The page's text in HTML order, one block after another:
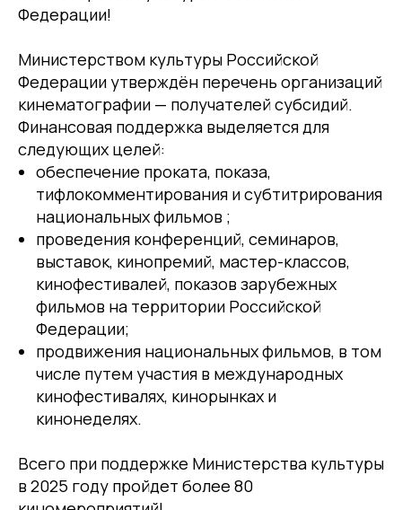
Федерации!
Министерством культуры Российской
Федерации утверждён перечень организаций
кинематографии — получателей субсидий.
Финансовая поддержка выделяется для
следующих целей:
обеспечение проката, показа,
тифлокомментирования и субтитрирования
национальных фильмов ;
проведения конференций, семинаров,
выставок, кинопремий, мастер-классов,
кинофестивалей, показов зарубежных
фильмов на территории Российской
Федерации;
продвижения национальных фильмов, в том
числе путем участия в международных
кинофестивалях, кинорынках и
кинонеделях.
Всего при поддержке Министерства культуры
в 2025 году пройдет более 80